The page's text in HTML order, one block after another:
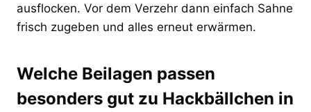
ausflocken. Vor dem Verzehr dann einfach Sahne
frisch zugeben und alles erneut erwärmen.
Welche Beilagen passen
besonders gut zu Hackbällchen in